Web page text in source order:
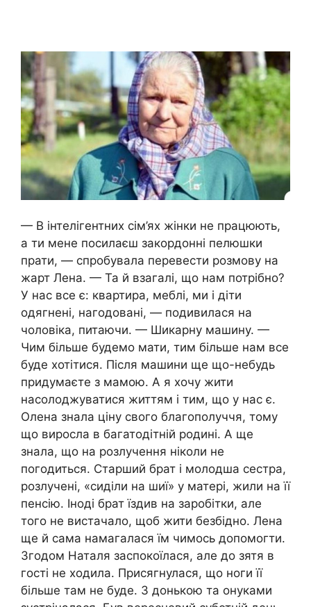
— В інтелігентних сім’ях жінки не працюють,
а ти мене посилаєш закордонні пелюшки
прати, — спробувала перевести розмову на
жарт Лена. — Та й взагалі, що нам потрібно?
У нас все є: квартира, меблі, ми і діти
одягнені, нагодовані, — подивилася на
чоловіка, питаючи. — Шикарну машину. —
Чим більше будемо мати, тим більше нам все
буде хотітися. Після машини ще що-небудь
придумаєте з мамою. А я хочу жити
насолоджуватися життям і тим, що у нас є.
Олена знала ціну свого благополуччя, тому
що виросла в багатодітній родині. А ще
знала, що на розлучення ніколи не
погодиться. Старший брат і молодша сестра,
розлучені, «сиділи на шиї» у матері, жили на її
пенсію. Іноді брат їздив на заробітки, але
того не вистачало, щоб жити безбідно. Лена
ще й сама намагалася їм чимось допомогти.
Згодом Наталя заспокоїлася, але до зятя в
гості не ходила. Присягнулася, що ноги її
більше там не буде. З донькою та онуками